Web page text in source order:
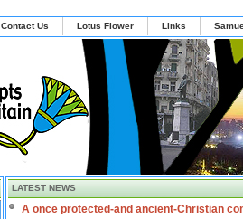
Contact Us Lotus Flower Links
LATEST NEWS
A once protected-and ancient-Christian